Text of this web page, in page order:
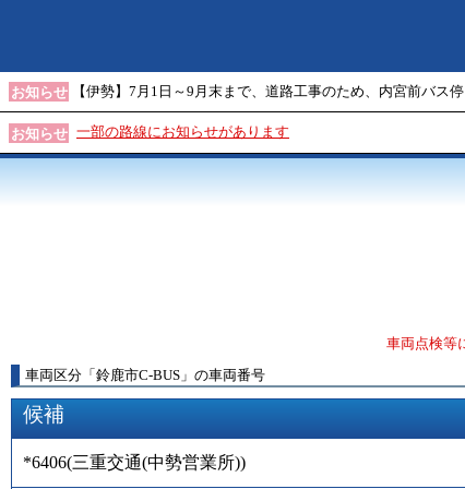
お知らせ 【伊勢】7月1日～9月末まで、道路工事のため、内宮前バス
お知らせ 一部の路線にお知らせがあります
車両点検等
車両区分 「 鈴鹿市C-BUS 」 の車両番号
候補
*6406(三重交通(中勢営業所))